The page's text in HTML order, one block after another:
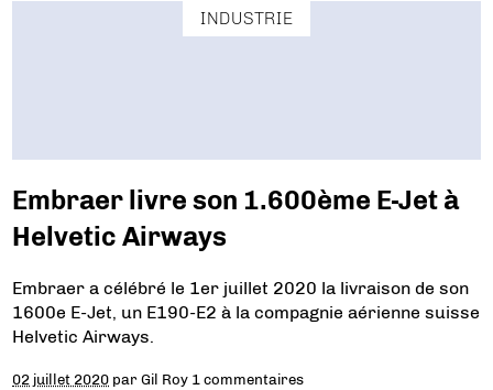
INDUSTRIE
Embraer livre son 1.600ème E-Jet à
Helvetic Airways
Embraer a célébré le 1er juillet 2020 la livraison de son
1600e E-Jet, un E190-E2 à la compagnie aérienne suisse
Helvetic Airways.
02 juillet 2020 parGil Roy 1 commentaires